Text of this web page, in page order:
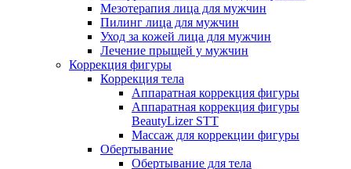
Мезотерапия лица для мужчин
Пилинг лица для мужчин
Уход за кожей лица для мужчин
Лечение прыщей у мужчин
Коррекция фигуры
Коррекция тела
Аппаратная коррекция фигуры
Аппаратная коррекция фигуры
BeautyLizer STT
Массаж для коррекции фигуры
Обертывание
Обертывание для тела